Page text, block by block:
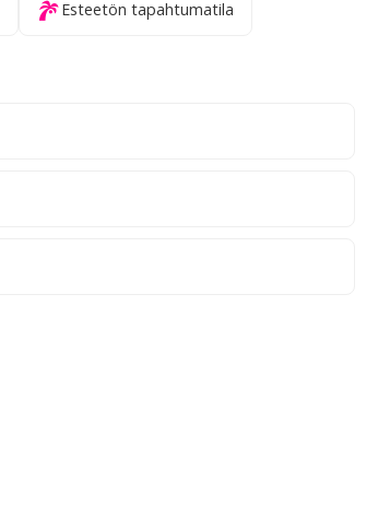
Esteetön tapahtumatila